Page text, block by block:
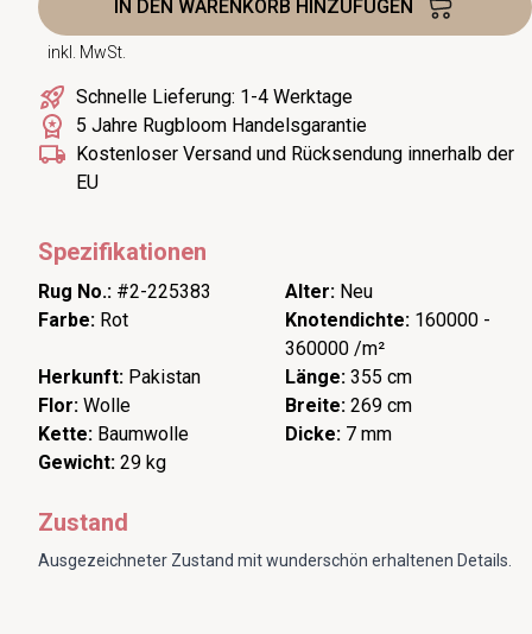
IN DEN WARENKORB HINZUFÜGEN
inkl. MwSt.
Schnelle Lieferung: 1-4 Werktage
5 Jahre Rugbloom Handelsgarantie
Kostenloser Versand und Rücksendung innerhalb der
EU
Spezifikationen
Rug No.: #2-225383 Alter: Neu
Farbe: Rot Knotendichte: 160000 -
360000 /m²
Herkunft: Pakistan Länge: 355 cm
Flor: Wolle Breite: 269 cm
Kette: Baumwolle Dicke: 7 mm
Gewicht: 29 kg
Zustand
Ausgezeichneter Zustand mit wunderschön erhaltenen Details.